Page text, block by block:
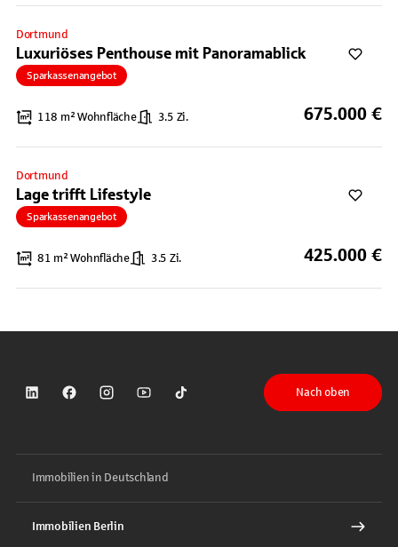
Dortmund
Luxuriöses Penthouse mit Panoramablick
Sparkassenangebot
118 m² Wohnfläche 3.5 Zi. 675.000 €
Dortmund
Lage trifft Lifestyle
Sparkassenangebot
81 m² Wohnfläche 3.5 Zi. 425.000 €
Sparkasse auf LinkedIn
Sparkasse auf Facebook
Sparkasse auf Instagram
Sparkasse auf YouTube
Sparkasse auf TikTok
Nach oben
Immobilien in Deutschland
Immobilien Berlin